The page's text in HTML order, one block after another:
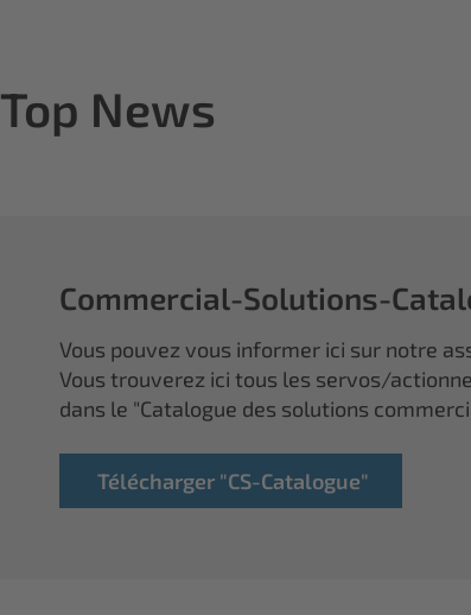
Top News
Commercial-Solutions-
Vous pouvez vous informer ici sur notre
Vous trouverez ici tous les servos/
dans le "Catalogue des solutions
Télécharger "CS-Catalogue"